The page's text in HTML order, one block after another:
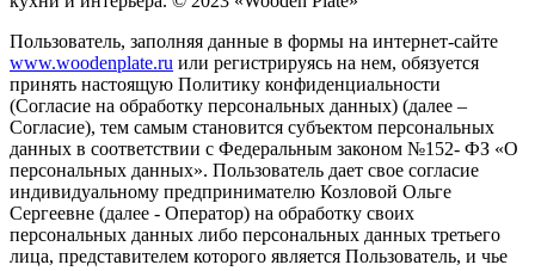
Пользователь, заполняя данные в формы на интернет-сайте
www.woodenplate.ru или регистрируясь на нем, обязуется
принять настоящую Политику конфиденциальности
(Согласие на обработку персональных данных) (далее –
Согласие), тем самым становится субъектом персональных
данных в соответствии с Федеральным законом №152- ФЗ «О
персональных данных». Пользователь дает свое согласие
индивидуальному предпринимателю Козловой Ольге
Сергеевне (далее - Оператор) на обработку своих
персональных данных либо персональных данных третьего
лица, представителем которого является Пользователь, и чье